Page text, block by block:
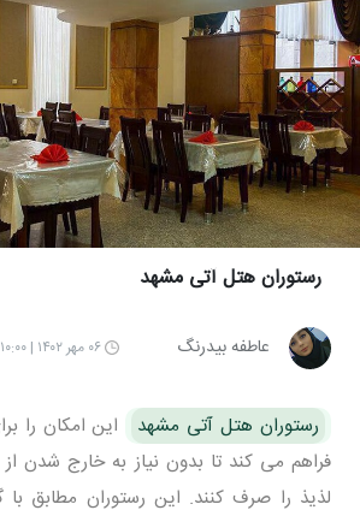
رستوران هتل آتی مشهد
عاطفه بیدرنگ ۰۶ مهر ۱۴۰۲ | ۱۰:۰۰
رستوران هتل آتی مشهد
این امکان را
فراهم می کند تا بدون نیاز به خارج شدن
لذیذ را صرف کنند. این رستوران مطابق